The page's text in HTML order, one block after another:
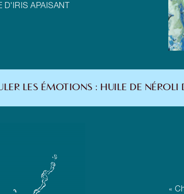
D'IRIS APAISANT
LES ÉMOTIONS : HUILE DE
«